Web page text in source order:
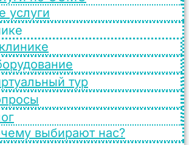
услуги
тур
выбирают нас?